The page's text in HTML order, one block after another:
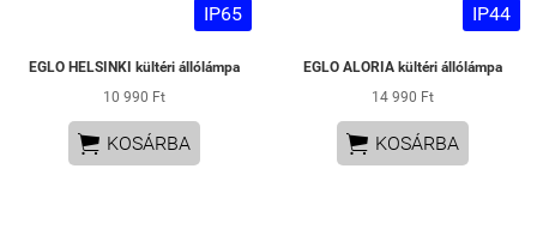
IP65
EGLO HELSINKI kültéri állólámpa
10 990 Ft
 KOSÁRBA
IP44
EGLO ALORIA kültéri állólámpa
14 990 Ft
 KOSÁRBA